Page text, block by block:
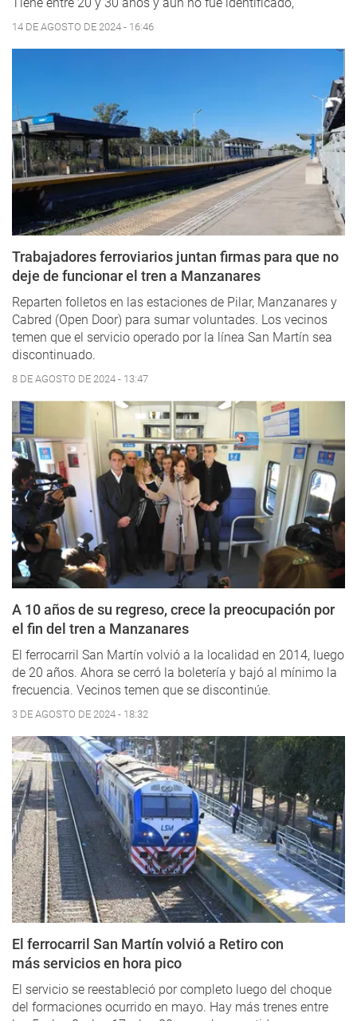
Tiene entre 20 y 30 años y aún no fue identificado,
14 DE AGOSTO DE 2024 - 16:46
Trabajadores ferroviarios juntan firmas para que no
deje de funcionar el tren a Manzanares
Reparten folletos en las estaciones de Pilar, Manzanares y
Cabred (Open Door) para sumar voluntades. Los vecinos
temen que el servicio operado por la línea San Martín sea
discontinuado.
8 DE AGOSTO DE 2024 - 13:47
A 10 años de su regreso, crece la preocupación por
el fin del tren a Manzanares
El ferrocarril San Martín volvió a la localidad en 2014, luego
de 20 años. Ahora se cerró la boletería y bajó al mínimo la
frecuencia. Vecinos temen que se discontinúe.
3 DE AGOSTO DE 2024 - 18:32
El ferrocarril San Martín volvió a Retiro con
más servicios en hora pico
El servicio se reestableció por completo luego del choque
del formaciones ocurrido en mayo. Hay más trenes entre